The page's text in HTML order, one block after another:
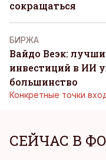
сокращаться
БИРЖА
Вайдо Веэк:
инвестиций в ИИ
большинство
Конкретные точки
СЕЙЧАС В